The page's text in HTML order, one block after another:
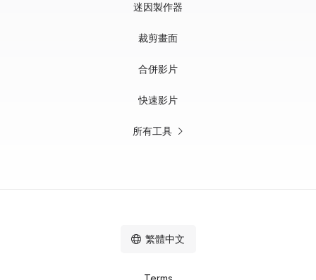
迷因製作器
裁剪畫面
合併影片
快速影片
所有工具
繁體中文